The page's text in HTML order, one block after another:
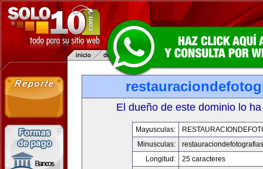
El dueño de este dominio lo
Mayusculas:
Minusculas:
Longitud:
25 caracteres